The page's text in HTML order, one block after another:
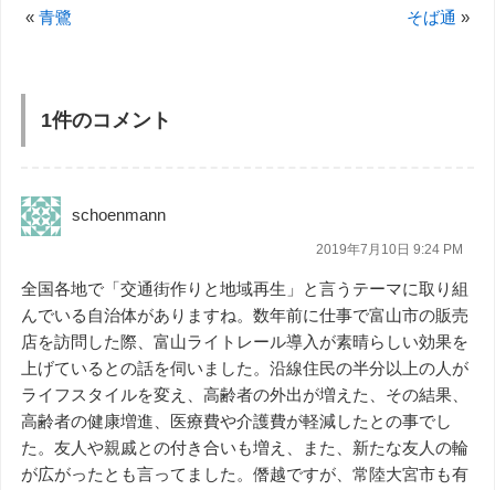
« 青鷺 そば通 »
1件のコメント
schoenmann
2019年7月10日 9:24 PM
全国各地で「交通街作りと地域再生」と言うテーマに取り組
んでいる自治体がありますね。数年前に仕事で富山市の販売
店を訪問した際、富山ライトレール導入が素晴らしい効果を
上げているとの話を伺いました。沿線住民の半分以上の人が
ライフスタイルを変え、高齢者の外出が増えた、その結果、
高齢者の健康増進、医療費や介護費が軽減したとの事でし
た。友人や親戚との付き合いも増え、また、新たな友人の輪
が広がったとも言ってました。僭越ですが、常陸大宮市も有